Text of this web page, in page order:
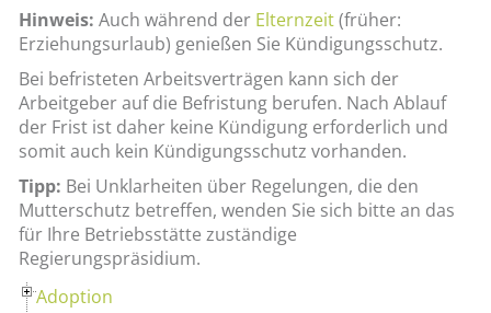
Hinweis: Auch während der Elternzeit(früher:
Erziehungsurlaub) genießen Sie Kündigungsschutz.
Bei befristeten Arbeitsverträgen kann sich der
Arbeitgeber auf die Befristung berufen. Nach Ablauf
der Frist ist daher keine Kündigung erforderlich und
somit auch kein Kündigungsschutz vorhanden.
Tipp: Bei Unklarheiten über Regelungen, die den
Mutterschutz betreffen, wenden Sie sich bitte an das
für Ihre Betriebsstätte zuständige
Regierungspräsidium.
Adoption